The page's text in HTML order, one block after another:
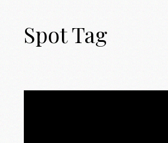
Spot Tag